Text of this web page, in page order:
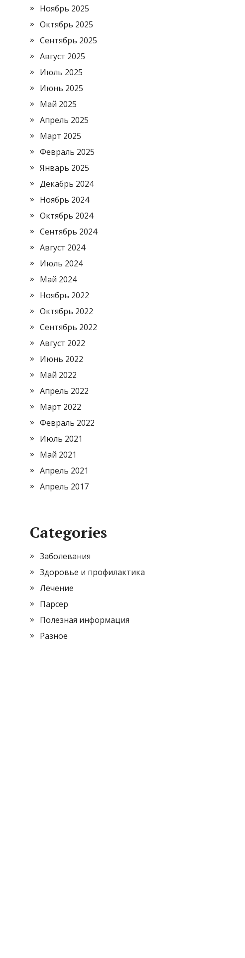
Ноябрь 2025
Октябрь 2025
Сентябрь 2025
Август 2025
Июль 2025
Июнь 2025
Май 2025
Апрель 2025
Март 2025
Февраль 2025
Январь 2025
Декабрь 2024
Ноябрь 2024
Октябрь 2024
Сентябрь 2024
Август 2024
Июль 2024
Май 2024
Ноябрь 2022
Октябрь 2022
Сентябрь 2022
Август 2022
Июнь 2022
Май 2022
Апрель 2022
Март 2022
Февраль 2022
Июль 2021
Май 2021
Апрель 2021
Апрель 2017
Categories
Заболевания
Здоровье и профилактика
Лечение
Парсер
Полезная информация
Разное